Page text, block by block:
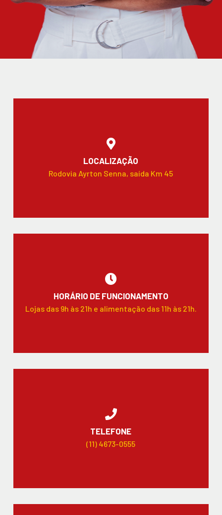
LOCALIZAÇÃO
Rodovia Ayrton Senna, saída Km 45
HORÁRIO DE FUNCIONAMENTO
Lojas das 9h às 21h e alimentação das 11h às 21h.
TELEFONE
(11) 4673-0555